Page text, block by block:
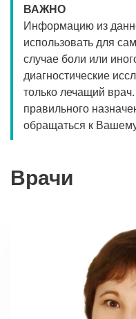
ВАЖНО
Информацию из
использовать для
случае боли или
диагностические
только лечащий
правильного
обращаться к
Врачи